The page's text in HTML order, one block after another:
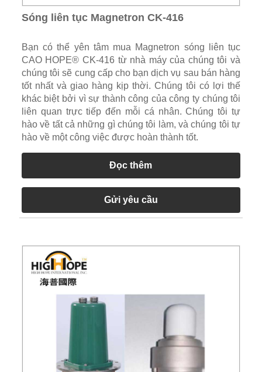
Sóng liên tục Magnetron CK-416
Bạn có thể yên tâm mua Magnetron sóng liên tục
CAO HOPE® CK-416 từ nhà máy của chúng tôi và
chúng tôi sẽ cung cấp cho bạn dịch vụ sau bán hàng
tốt nhất và giao hàng kịp thời. Chúng tôi có lợi thế
khác biệt bởi vì sự thành công của công ty chúng tôi
liên quan trực tiếp đến mỗi cá nhân. Chúng tôi tự
hào về tất cả những gì chúng tôi làm, và chúng tôi tự
hào về một công việc được hoàn thành tốt.
Đọc thêm
Gửi yêu cầu